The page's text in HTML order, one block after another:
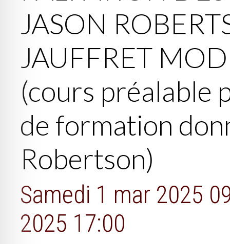
JASON
JAUFFRET
(cours préalable
de formation
Robertson)
Samedi 1 mar 2025
2025 17:00